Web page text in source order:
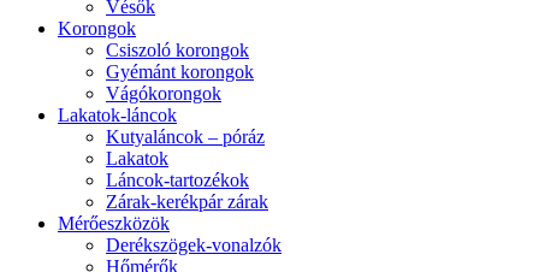
Vésők
Korongok
Csiszoló korongok
Gyémánt korongok
Vágókorongok
Lakatok-láncok
Kutyaláncok – póráz
Lakatok
Láncok-tartozékok
Zárak-kerékpár zárak
Mérőeszközök
Derékszögek-vonalzók
Hőmérők